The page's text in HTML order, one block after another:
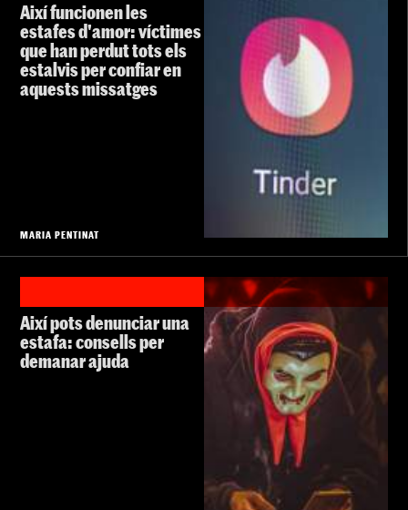
Així funcionen les
estafes d'amor: víctimes
que han perdut tots els
estalvis per confiar en
aquests missatges
MARIA PENTINAT
Així pots denunciar una
estafa: consells per
demanar ajuda